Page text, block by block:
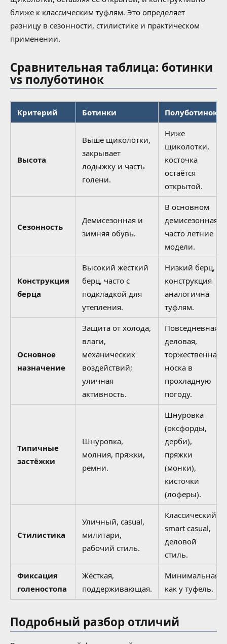
ближе к классическим туфлям. Это определяет
разницу в сезонности, стилистике и практическом
применении.
Сравнительная таблица: ботинки
vs полуботинок
Критерий Ботинки Полуботинок
Высота
Выше щиколотки,
закрывает
лодыжку и часть
голени.
Ниже
щиколотки,
косточка
остаётся
открытой.
Сезонность
Демисезонная и
зимняя обувь.
В основном
демисезонная,
часто летние
модели.
Конструкция
берца
Высокий жёсткий
берц, часто с
подкладкой для
утепления.
Низкий берц,
конструкция
аналогична
туфлям.
Основное
назначение
Защита от холода,
влаги,
механических
воздействий;
уличная
активность.
Повседневная,
деловая,
торжественная
носка в
прохладную
погоду.
Типичные
застёжки
Шнуровка,
молния, пряжки,
ремни.
Шнуровка
(оксфорды,
дерби),
пряжки
(монки),
кисточки
(лоферы).
Стилистика
Уличный, casual,
милитари,
рабочий стиль.
Классический,
smart casual,
деловой
стиль.
Фиксация
голеностопа
Жёсткая,
поддерживающая.
Минимальная,
как у туфель.
Подробный разбор отличий